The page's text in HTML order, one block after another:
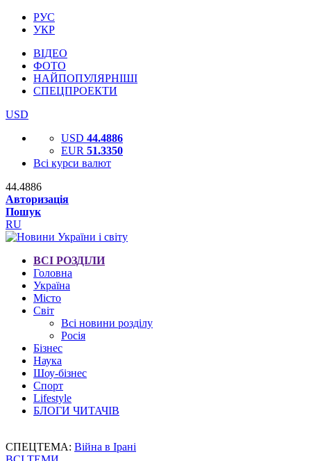
РУС
УКР
ВІДЕО
ФОТО
НАЙПОПУЛЯРНІШІ
СПЕЦПРОЕКТИ
USD
USD 44.4886
EUR 51.3350
Всі курси валют
44.4886
Авторизація
Пошук
RU
ВСІ РОЗДІЛИ
Головна
Україна
Місто
Світ
Всі новини розділу
Росія
Бізнес
Наука
Шоу-бізнес
Спорт
Lifestyle
БЛОГИ ЧИТАЧІВ
СПЕЦТЕМА: Війна в Ірані